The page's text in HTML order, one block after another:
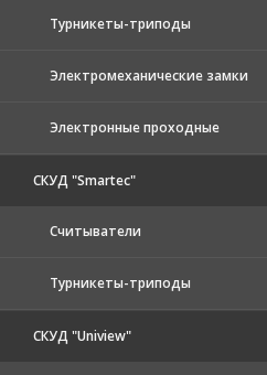
Турникеты-триподы
Электромеханические замки
Электронные проходные
СКУД "Smartec"
Считыватели
Турникеты-триподы
СКУД "Uniview"